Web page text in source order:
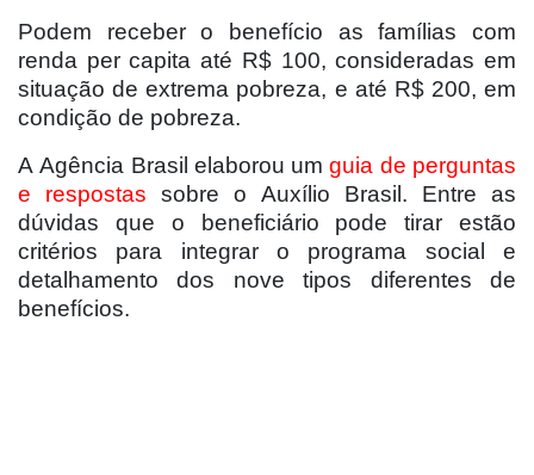
Podem receber o benefício as famílias com
renda per capita até R$ 100, consideradas em
situação de extrema pobreza, e até R$ 200, em
condição de pobreza.
A Agência Brasil elaborou umguia de perguntas
e respostas sobre o Auxílio Brasil. Entre as
dúvidas que o beneficiário pode tirar estão
critérios para integrar o programa social e
detalhamento dos nove tipos diferentes de
benefícios.